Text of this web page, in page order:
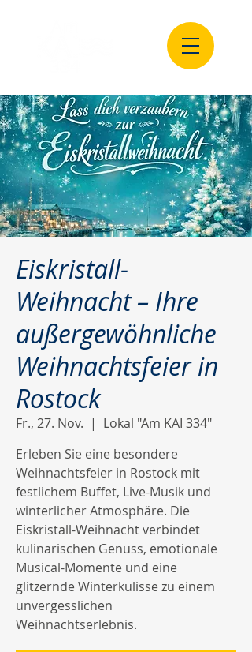
Eiskristall-
Weihnacht – Ihre
außergewöhnliche
Weihnachtsfeier in
Rostock
Fr., 27. Nov.
  |
Lokal "Am KAI 334"
Erleben Sie eine besondere
Weihnachtsfeier in Rostock mit
festlichem Buffet, Live-Musik und
winterlicher Atmosphäre. Die
Eiskristall-Weihnacht verbindet
kulinarischen Genuss, emotionale
Musical-Momente und eine
glitzernde Winterkulisse zu einem
unvergesslichen
Weihnachtserlebnis.